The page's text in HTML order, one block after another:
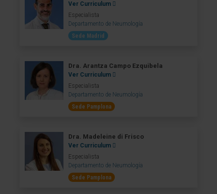
Ver Curriculum
Especialista
Departamento de Neumología
Sede Madrid
Dra. Arantza Campo Ezquibela
Ver Curriculum
Especialista
Departamento de Neumología
Sede Pamplona
Dra. Madeleine di Frisco
Ver Curriculum
Especialista
Departamento de Neumología
Sede Pamplona